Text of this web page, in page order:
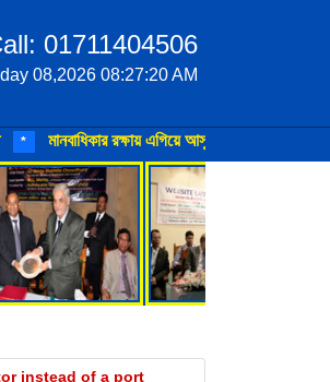
01711404506
08,2026 08:27:20 AM
রক্ষায় এগিয়ে আসুন * মানবাধিকার ও শান্তি
instead of a port